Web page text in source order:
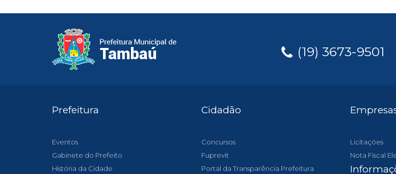
(19) 3673-9501
Prefeitura
Eventos
Gabinete do Prefeito
História da Cidade
Cidadão
Concursos
Fuprevit
Portal da Transparência Prefeitura
Licitações
Nota Fiscal